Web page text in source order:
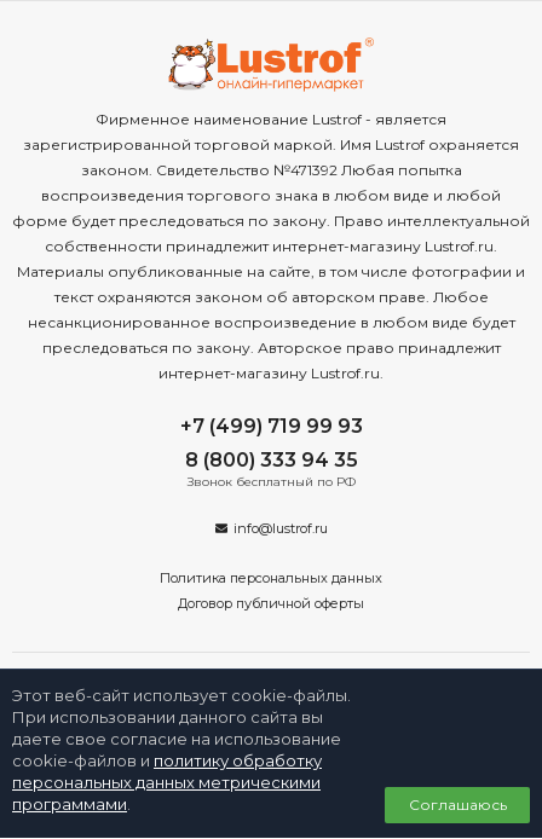
Фирменное наименование Lustrof - является
зарегистрированной торговой маркой. Имя Lustrof охраняется
законом. Свидетельство №471392 Любая попытка
воспроизведения торгового знака в любом виде и любой
форме будет преследоваться по закону. Право интеллектуальной
собственности принадлежит интернет-магазину Lustrof.ru.
Материалы опубликованные на сайте, в том числе фотографии и
текст охраняются законом об авторском праве. Любое
несанкционированное воспроизведение в любом виде будет
преследоваться по закону. Авторское право принадлежит
интернет-магазину Lustrof.ru.
+7 (499) 719 99 93
8 (800) 333 94 35
Звонок бесплатный по РФ
info@lustrof.ru
Политика персональных данных
Договор публичной оферты
2008-2026 © Интернет-магазин «Люстроф» в Екатеринбурге - приборы
освещения для дома и улицы. Все права защищены.
Этот веб-сайт использует cookie-файлы.
При использовании данного сайта вы
даете свое согласие на использование
cookie-файлов и политику обработку
персональных данных метрическими
программами
Соглашаюсь